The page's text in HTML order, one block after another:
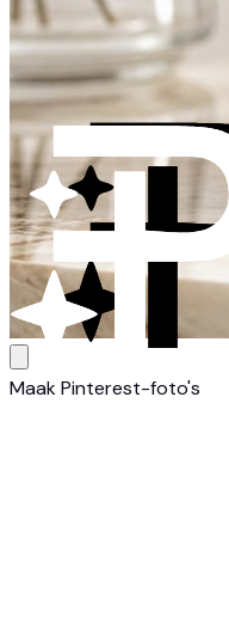
Maak Pinterest-foto's